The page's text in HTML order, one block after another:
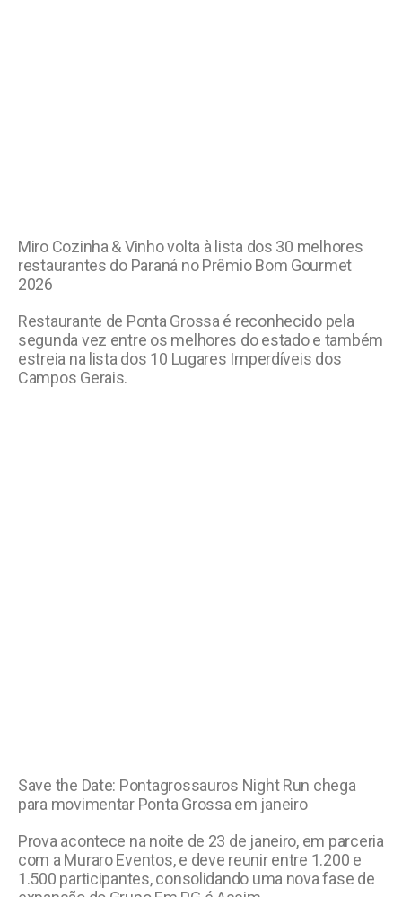
Miro Cozinha & Vinho volta à lista dos 30 melhores
restaurantes do Paraná no Prêmio Bom Gourmet
2026
Restaurante de Ponta Grossa é reconhecido pela
segunda vez entre os melhores do estado e também
estreia na lista dos 10 Lugares Imperdíveis dos
Campos Gerais.
Save the Date: Pontagrossauros Night Run chega
para movimentar Ponta Grossa em janeiro
Prova acontece na noite de 23 de janeiro, em parceria
com a Muraro Eventos, e deve reunir entre 1.200 e
1.500 participantes, consolidando uma nova fase de